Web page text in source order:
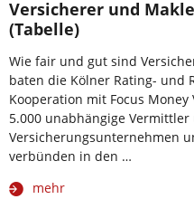
Versicherer und
(Tabelle)
Wie fair und gut sind
baten die Kölner Rating- und
Kooperation mit Focus
5.000 unabhängige
Versicherungsunternehmen
verbünden in den …
mehr